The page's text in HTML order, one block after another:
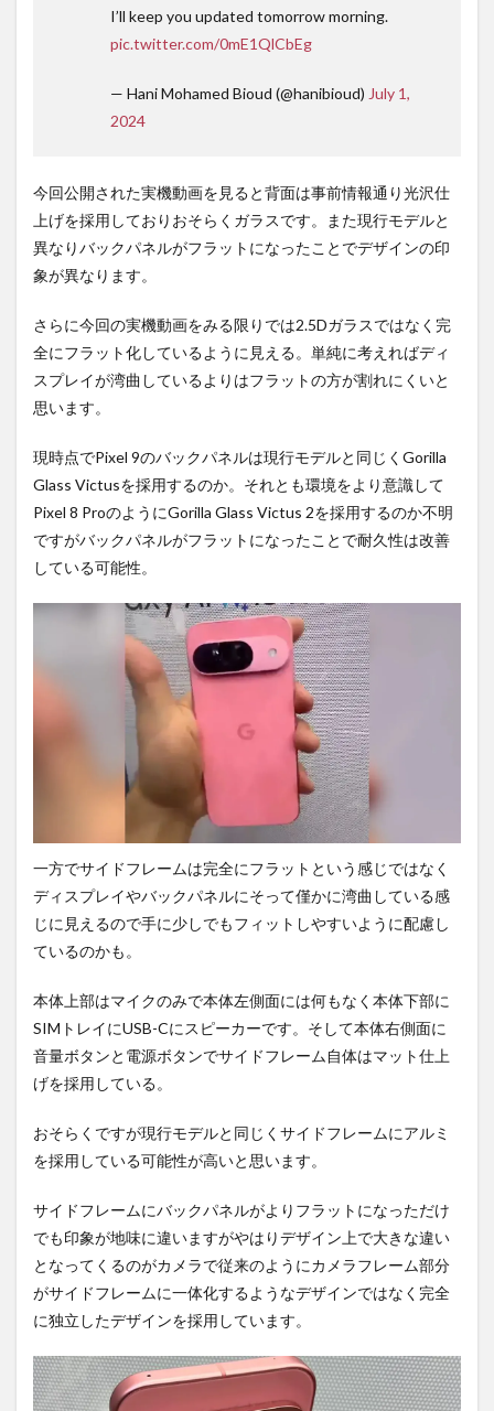
I’ll keep you updated tomorrow morning.
pic.twitter.com/0mE1QlCbEg
— Hani Mohamed Bioud (@hanibioud) July 1,
2024
今回公開された実機動画を見ると背面は事前情報通り光沢仕
上げを採用しておりおそらくガラスです。また現行モデルと
異なりバックパネルがフラットになったことでデザインの印
象が異なります。
さらに今回の実機動画をみる限りでは2.5Dガラスではなく完
全にフラット化しているように見える。単純に考えればディ
スプレイが湾曲しているよりはフラットの方が割れにくいと
思います。
現時点でPixel 9のバックパネルは現行モデルと同じくGorilla
Glass Victusを採用するのか。それとも環境をより意識して
Pixel 8 ProのようにGorilla Glass Victus 2を採用するのか不明
ですがバックパネルがフラットになったことで耐久性は改善
している可能性。
一方でサイドフレームは完全にフラットという感じではなく
ディスプレイやバックパネルにそって僅かに湾曲している感
じに見えるので手に少しでもフィットしやすいように配慮し
ているのかも。
本体上部はマイクのみで本体左側面には何もなく本体下部に
SIMトレイにUSB-Cにスピーカーです。そして本体右側面に
音量ボタンと電源ボタンでサイドフレーム自体はマット仕上
げを採用している。
おそらくですが現行モデルと同じくサイドフレームにアルミ
を採用している可能性が高いと思います。
サイドフレームにバックパネルがよりフラットになっただけ
でも印象が地味に違いますがやはりデザイン上で大きな違い
となってくるのがカメラで従来のようにカメラフレーム部分
がサイドフレームに一体化するようなデザインではなく完全
に独立したデザインを採用しています。